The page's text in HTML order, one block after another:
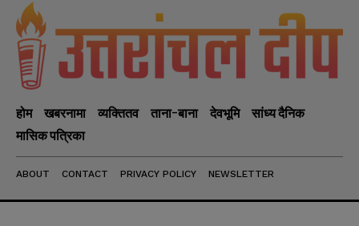
होम खबरनामा व्यक्तितव ताना-बाना देवभूमि
सांध्य दैनिक
मासिक पत्रिका
ABOUT CONTACT PRIVACY POLICY NEWSLETTER